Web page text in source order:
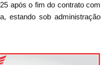
após o fim do contrato com
estando sob administração